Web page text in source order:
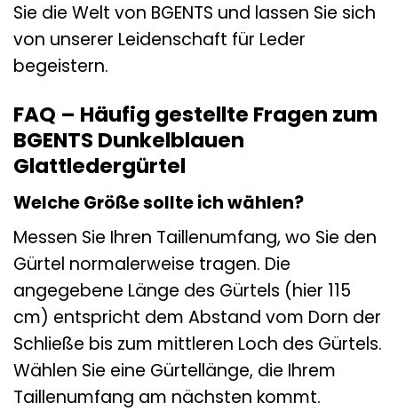
Sie die Welt von BGENTS und lassen Sie sich
von unserer Leidenschaft für Leder
begeistern.
FAQ – Häufig gestellte Fragen zum
BGENTS Dunkelblauen
Glattledergürtel
Welche Größe sollte ich wählen?
Messen Sie Ihren Taillenumfang, wo Sie den
Gürtel normalerweise tragen. Die
angegebene Länge des Gürtels (hier 115
cm) entspricht dem Abstand vom Dorn der
Schließe bis zum mittleren Loch des Gürtels.
Wählen Sie eine Gürtellänge, die Ihrem
Taillenumfang am nächsten kommt.